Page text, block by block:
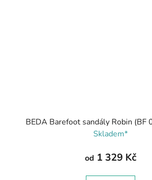
BEDA Barefoot sandály Robin
Skladem*
od 1 329 Kč